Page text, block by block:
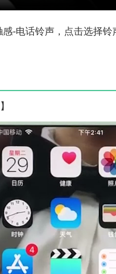
-电话铃声，点击选择